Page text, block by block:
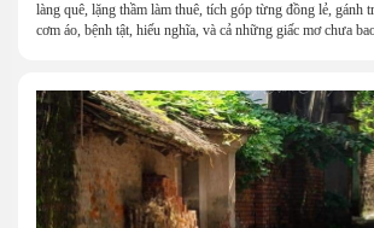
làng quê, lặng thầm làm thuê, tích góp từng đồng lẻ, gánh
cơm áo, bệnh tật, hiếu nghĩa, và cả những giấc mơ chưa
một mái nhà bằng lòng thương, bằng sự nhẫn nại và một
nghèo đến đâu, cũng còn có nhau để quay về.